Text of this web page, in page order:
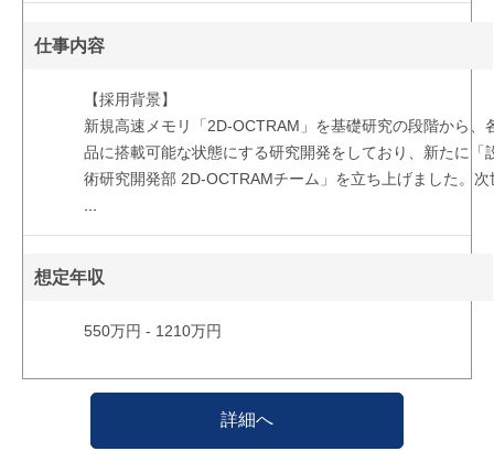
仕事内容
【採用背景】
新規高速メモリ「2D-OCTRAM」を基礎研究の段階から、
品に搭載可能な状態にする研究開発をしており、新たに「
術研究開発部 2D-OCTRAMチーム」を立ち上げました。次
想定年収
550万円 - 1210万円
詳細へ